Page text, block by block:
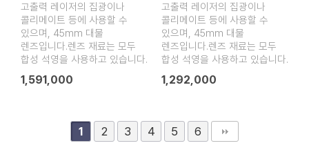
고출력 레이저의 집광이나
콜리메이트 등에 사용할 수
있으며, 45mm 대물
렌즈입니다.렌즈 재료는 모두
합성 석영을 사용하고 있습니다.
1,591,000
고출력 레이저의 집광이나
콜리메이트 등에 사용할 수
있으며, 45mm 대물
렌즈입니다.렌즈 재료는 모두
합성 석영을 사용하고 있습니다.
1,292,000
1 2 3 4 5 6